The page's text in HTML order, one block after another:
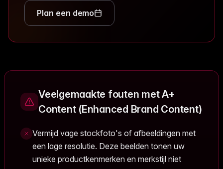
Plan een demo
Veelgemaakte fouten met A+
Content (Enhanced Brand Content)
Vermijd vage stockfoto's of afbeeldingen met
een lage resolutie. Deze beelden tonen uw
unieke productkenmerken en merkstijl niet